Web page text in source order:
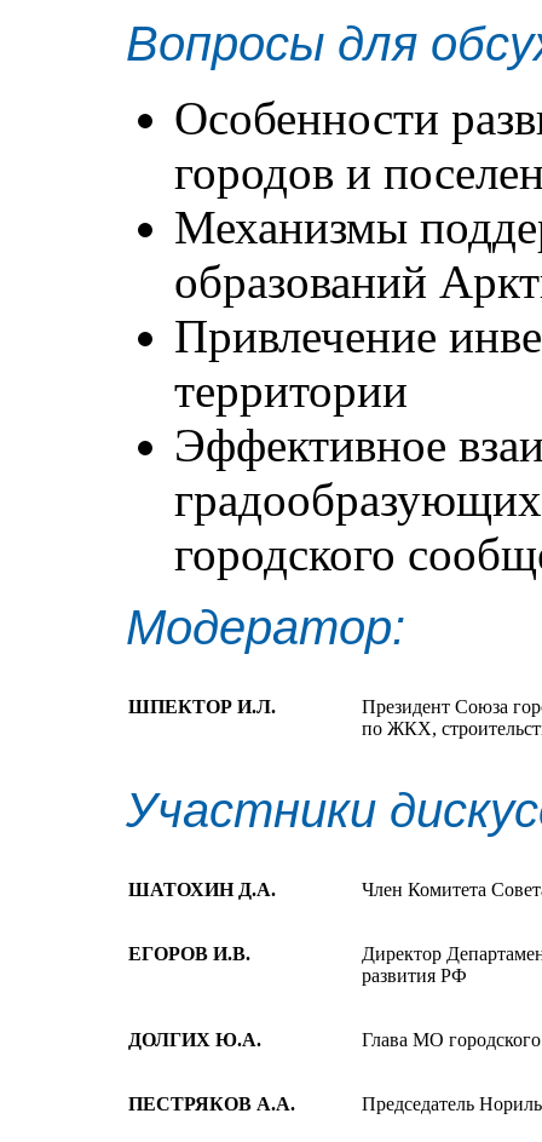
Вопросы для
Особенности
городов и
Механизмы
образований
Привлечение
территории
Эффективное
городского
Модератор:
ШПЕКТОР И.Л.
Президент Союза
по ЖКХ,
Участники
ШАТОХИН Д.А. Член Комитета
ЕГОРОВ И.В.
Директор
развития РФ
ДОЛГИХ Ю.А. Глава МО
ПЕСТРЯКОВ А.А. Председатель